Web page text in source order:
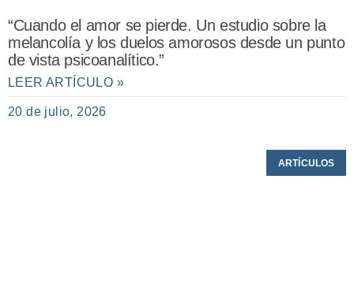
“Cuando el amor se pierde. Un estudio sobre la
melancolía y los duelos amorosos desde un punto
de vista psicoanalítico.”
LEER ARTÍCULO »
20 de julio, 2026
ARTÍCULOS